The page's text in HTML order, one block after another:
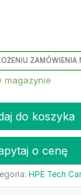
ZAMÓWIENIA
magazynie
do koszyka
o cenę
HPE Tech